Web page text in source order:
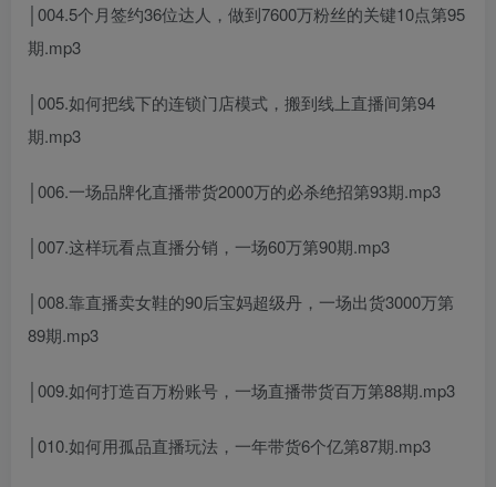
│004.5个月签约36位达人，做到7600万粉丝的关键10点第95
期.mp3
│005.如何把线下的连锁门店模式，搬到线上直播间第94
期.mp3
│006.一场品牌化直播带货2000万的必杀绝招第93期.mp3
│007.这样玩看点直播分销，一场60万第90期.mp3
│008.靠直播卖女鞋的90后宝妈超级丹，一场出货3000万第
89期.mp3
│009.如何打造百万粉账号，一场直播带货百万第88期.mp3
│010.如何用孤品直播玩法，一年带货6个亿第87期.mp3